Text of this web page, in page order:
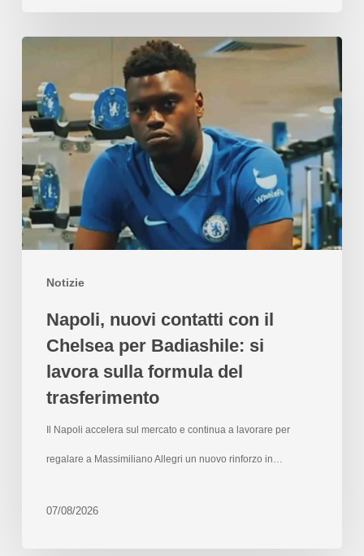
Notizie
Napoli, nuovi contatti con il
Chelsea per Badiashile: si
lavora sulla formula del
trasferimento
Il Napoli accelera sul mercato e continua a lavorare per
regalare a Massimiliano Allegri un nuovo rinforzo in…
07/08/2026